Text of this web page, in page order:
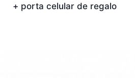
+ porta celular de regalo